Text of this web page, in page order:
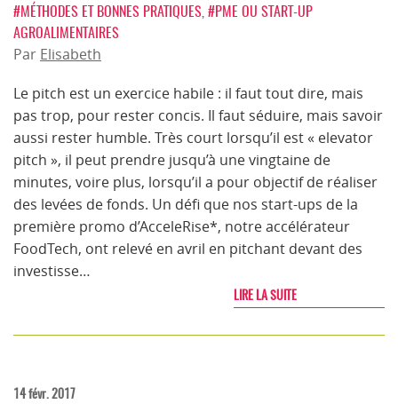
#MÉTHODES ET BONNES PRATIQUES #PME OU START-UP
AGROALIMENTAIRES
Par Elisabeth
Le pitch est un exercice habile : il faut tout dire, mais
pas trop, pour rester concis. Il faut séduire, mais savoir
aussi rester humble. Très court lorsqu’il est « elevator
pitch », il peut prendre jusqu’à une vingtaine de
minutes, voire plus, lorsqu’il a pour objectif de réaliser
des levées de fonds. Un défi que nos start-ups de la
première promo d’AcceleRise*, notre accélérateur
FoodTech, ont relevé en avril en pitchant devant des
investisse…
LIRE LA SUITE
14 févr. 2017